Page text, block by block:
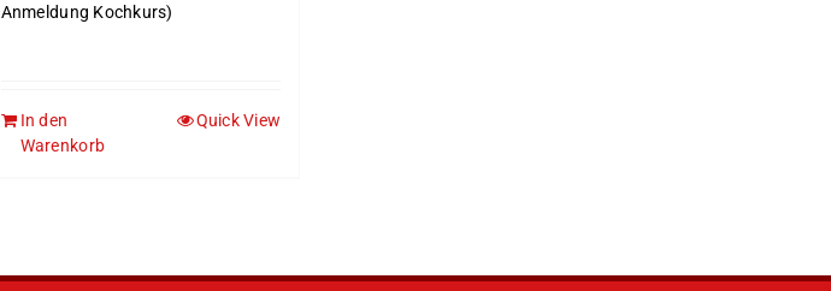
Anmeldung Kochkurs)
In den
Warenkorb
Quick View